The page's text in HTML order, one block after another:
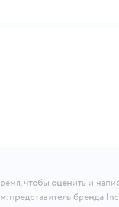
чтобы оценить и
представитель бренда